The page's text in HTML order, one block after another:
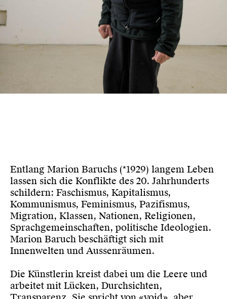
Entlang Marion Baruchs (*1929) langem Leben
lassen sich die Konflikte des 20. Jahrhunderts
schildern: Faschismus, Kapitalismus,
Kommunismus, Feminismus, Pazifismus,
Migration, Klassen, Nationen, Religionen,
Sprachgemeinschaften, politische Ideologien.
Marion Baruch beschäftigt sich mit
Innenwelten und Aussenräumen.
Die Künstlerin kreist dabei um die Leere und
arbeitet mit Lücken, Durchsichten,